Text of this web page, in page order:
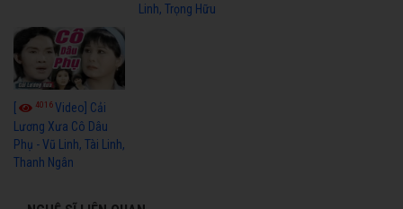
Linh, Trọng Hữu
4016Video] Cải
Lương Xưa Cô Dâu
Phụ - Vũ Linh, Tài Linh,
Thanh Ngân